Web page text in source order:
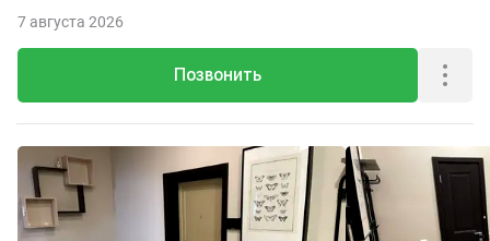
Позвонить
7 августа 2026